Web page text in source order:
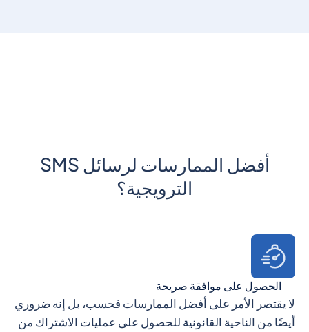
أفضل الممارسات لرسائل SMS
الترويجية؟
الحصول على موافقة صريحة
لا يقتصر الأمر على أفضل الممارسات فحسب، بل إنه ضروري
أيضًا من الناحية القانونية للحصول على عمليات الاشتراك من